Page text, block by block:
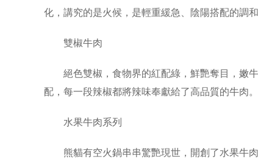
化，講究的是火候，是輕重緩急、陰陽搭配的調和
雙椒牛肉
絕色雙椒，食物界的紅配綠，鮮艷奪目，嫩牛
配，每一段辣椒都將辣味奉獻給了高品質的牛肉。
水果牛肉系列
熊貓有空火鍋串串驚艷現世，開創了水果牛肉